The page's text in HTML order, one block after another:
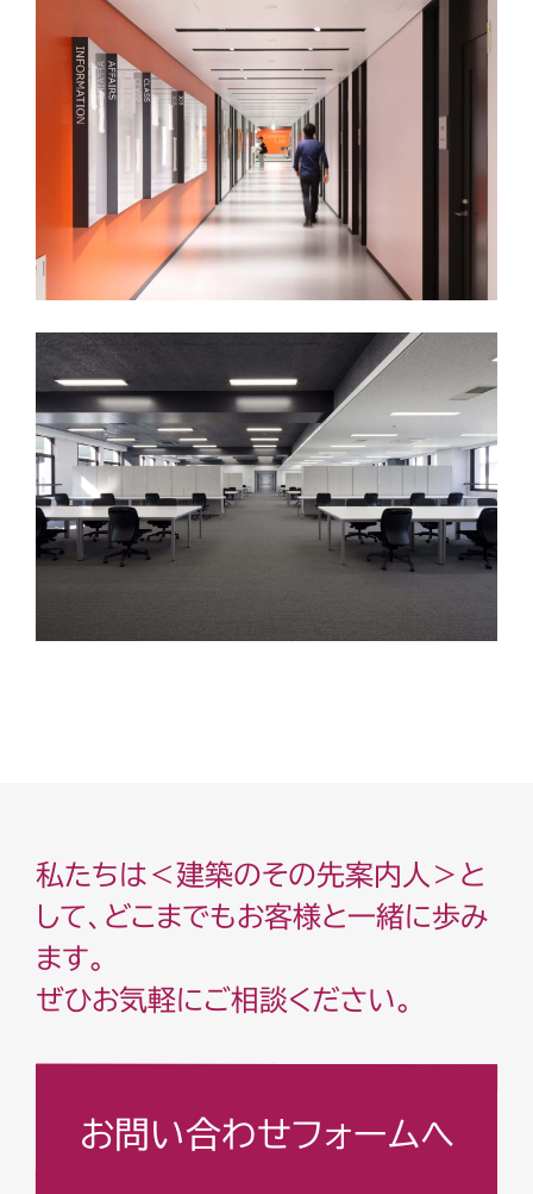
私たちは＜建築のその先案内人＞と
して、どこまでもお客様と一緒に歩み
ます。
ぜひお気軽にご相談ください。
お問い合わせフォームへ